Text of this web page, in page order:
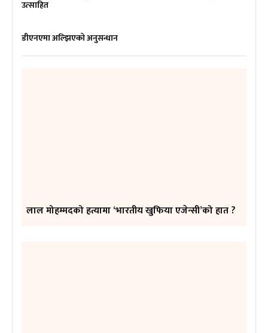
उत्साहित
डीएनएमा अल्झिएको अनुसन्धान
लाल मोहम्मदको हत्यामा ‘भारतीय खुफिया एजेन्सी’को हात ?